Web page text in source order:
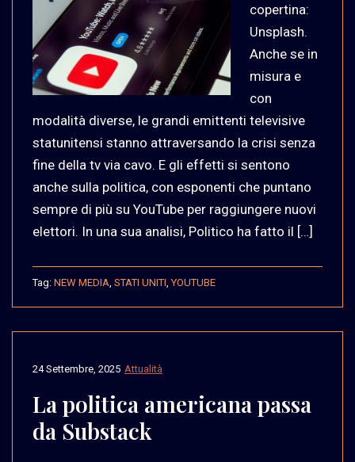
copertina:
Unsplash.
Anche se in
misura e
con
modalità diverse, le grandi emittenti televisive
statunitensi stanno attraversando la crisi senza
fine della tv via cavo. E gli effetti si sentono
anche sulla politica, con esponenti che puntano
sempre di più su YouTube per raggiungere nuovi
elettori. In una sua analisi, Politico ha fatto il […]
Tag: NEW MEDIA STATI UNITI ,YOUTUBE
Attualità
24 Settembre, 2025
La politica americana passa
da Substack